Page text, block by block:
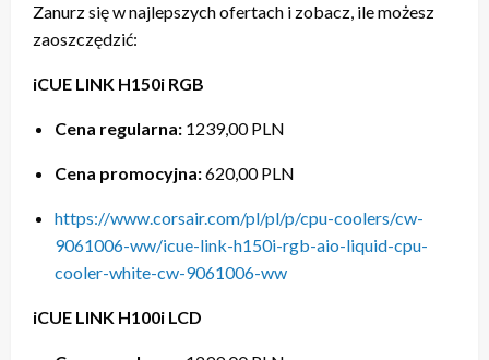
Zanurz się w najlepszych ofertach i zobacz, ile możesz
zaoszczędzić:
iCUE LINK H150i RGB
Cena regularna: 1239,00 PLN
Cena promocyjna:620,00 PLN
https://www.corsair.com/pl/pl/p/cpu-coolers/cw-
9061006-ww/icue-link-h150i-rgb-aio-liquid-cpu-
cooler-white-cw-9061006-ww
iCUE LINK H100i LCD